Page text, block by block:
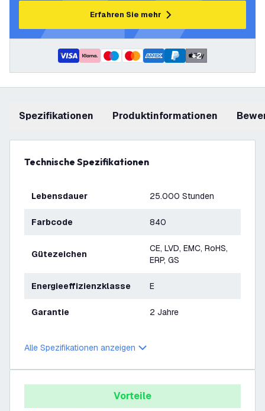
Erfahren Sie mehr
+2
Spezifikationen Produktinformationen
Technische Spezifikationen
Lebensdauer 25.000 Stunden
Farbcode 840
Gütezeichen
CE, LVD, EMC, RoHS,
ERP, GS
Energieeffizienzklasse E
Garantie 2 Jahre
Alle Spezifikationen anzeigen
Vorteile